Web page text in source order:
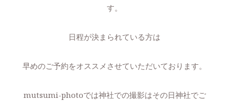
す。
日程が決まられている方は
早めのご予約をオススメさせていただいております。
mutsumi-photoでは神社での撮影はその日神社でご